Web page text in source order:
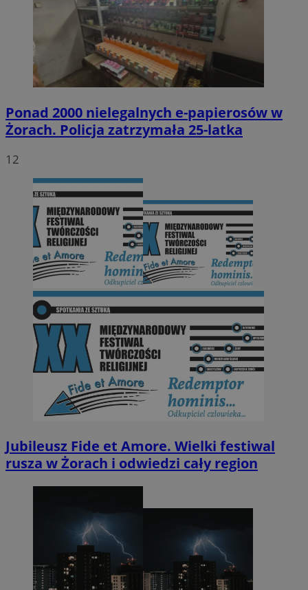
Ponad 2000 nielegalnych e-papierosów w
Żorach. Policja zatrzymała 25-latka
12
Jubileusz Fide et Amore. Wielki festiwal
rusza w Żorach i odwiedzi cały region